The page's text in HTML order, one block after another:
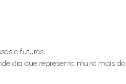
e futuros.
dia que representa muito mais